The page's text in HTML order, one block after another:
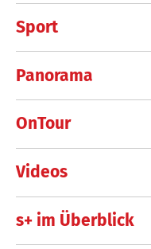
Sport
Panorama
OnTour
Videos
s+ im Überblick